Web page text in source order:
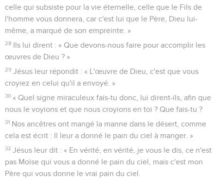
celle qui subsiste pour la vie éternelle, celle que le Fils de
l'homme vous donnera, car c'est lui que le Père, Dieu lui-
même, a marqué de son empreinte. »
28 Ils lui dirent : « Que devons-nous faire pour accomplir les
œuvres de Dieu ? »
29 Jésus leur répondit : « L'œuvre de Dieu, c'est que vous
croyiez en celui qu'il a envoyé. »
30 « Quel signe miraculeux fais-tu donc, lui dirent-ils, afin que
nous le voyions et que nous croyions en toi ? Que fais-tu ?
31 Nos ancêtres ont mangé la manne dans le désert, comme
cela est écrit : Il leur a donné le pain du ciel à manger. »
32 Jésus leur dit : « En vérité, en vérité, je vous le dis, ce n'est
pas Moïse qui vous a donné le pain du ciel, mais c'est mon
Père qui vous donne le vrai pain du ciel.